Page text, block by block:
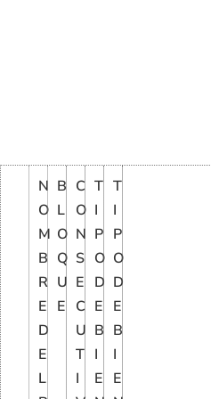
N
O
M
B
R
E
D
E
L
B
L
O
Q
U
E
C
O
N
S
E
C
U
T
I
T
I
P
O
D
E
B
I
E
T
I
P
O
D
E
B
I
E